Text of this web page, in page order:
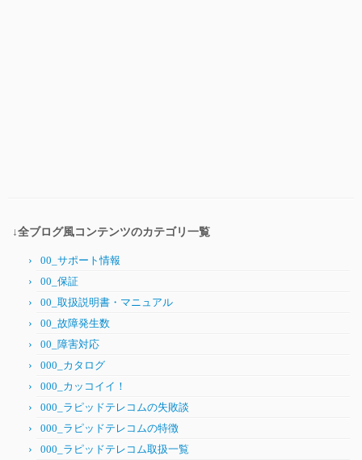
↓全ブログ風コンテンツのカテゴリ一覧
00_サポート情報
00_保証
00_取扱説明書・マニュアル
00_故障発生数
00_障害対応
000_カタログ
000_カッコイイ！
000_ラピッドテレコムの失敗談
000_ラピッドテレコムの特徴
000_ラピッドテレコム取扱一覧